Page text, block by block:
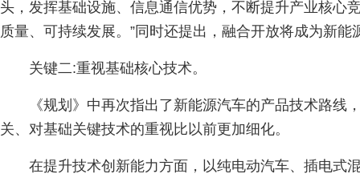
头，发挥基础设施、信息通信优势，不断提升产业核心
质量、可持续发展。”同时还提出，融合开放将成为新能
关键二:重视基础核心技术。
《规划》中再次指出了新能源汽车的产品技术路线
关、对基础关键技术的重视比以前更加细化。
在提升技术创新能力方面，以纯电动汽车、插电式